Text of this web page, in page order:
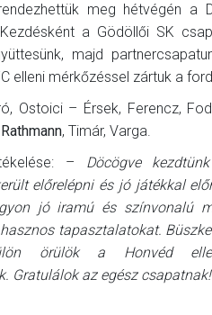
meg hétvégén a
a Gödöllői SK
majd
elleni mérkőzéssel zártuk a
Ostoici – Érsek, Ferencz,
Rathmann, Timár, Varga.
– Döcögve
előrelépni és jó játékkal
jó iramú és színvonalú
tapasztalatokat.
örülök a Honvéd
Gratulálok az egész csapatnak!